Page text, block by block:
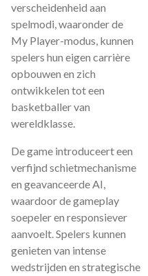
verscheidenheid aan
spelmodi, waaronder de
My Player-modus, kunnen
spelers hun eigen carrière
opbouwen en zich
ontwikkelen tot een
basketballer van
wereldklasse.
De game introduceert een
verfijnd schietmechanisme
en geavanceerde AI,
waardoor de gameplay
soepeler en responsiever
aanvoelt. Spelers kunnen
genieten van intense
wedstrijden en strategische